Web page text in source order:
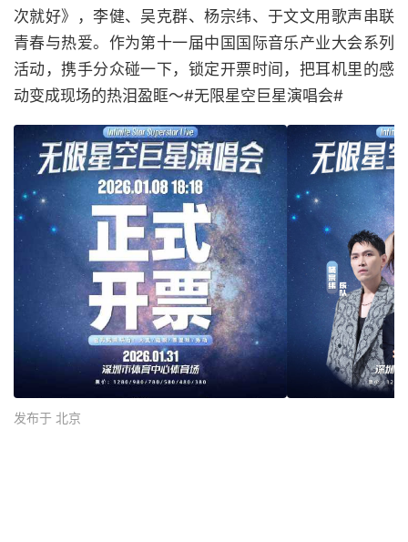
次就好》，李健、吴克群、杨宗纬、于文文用歌声串联
青春与热爱。作为第十一届中国国际音乐产业大会系列
活动，携手分众碰一下，锁定开票时间，把耳机里的感
动变成现场的热泪盈眶～#无限星空巨星演唱会#
发布于 北京